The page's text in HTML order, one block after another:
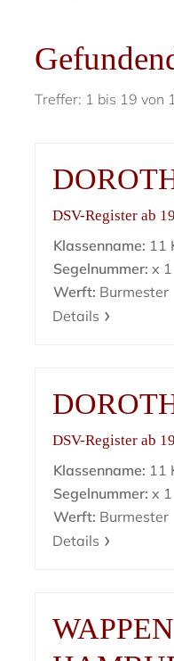
Treffer: 1 bis 19 von
DSV-Register ab
Klassenname: 11
Segelnummer: x 1
Werft: Burmester
Details
DSV-Register ab
Klassenname: 11
Segelnummer: x 1
Werft: Burmester
Details